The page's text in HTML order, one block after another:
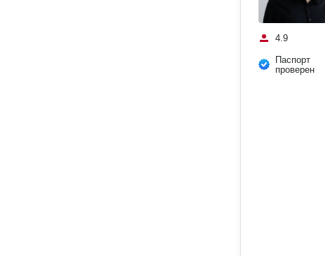
4.9
Паспорт
проверен